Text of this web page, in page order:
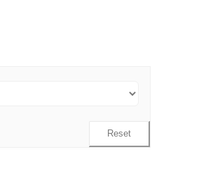
Reset